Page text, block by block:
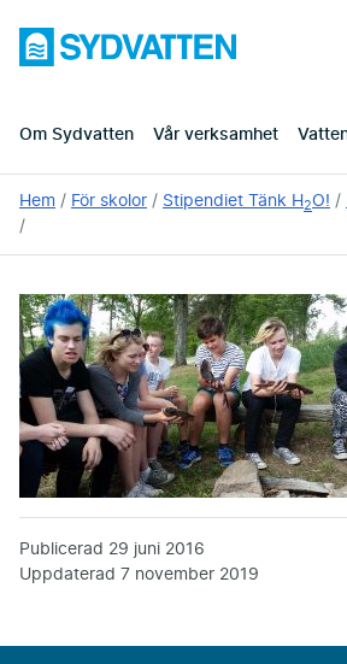
huvudinnehållet
Sydvatten
Om Sydvatten Vår verksamhet
Du
är
här:
Hem För skolor Stipendiet Tänk H 2O!
Publicerad 29 juni 2016
Uppdaterad 7 november 2019